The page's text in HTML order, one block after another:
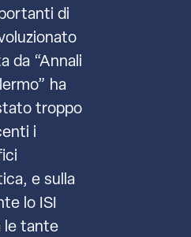
di
da “Annali
ha
troppo
i
e sulla
lo ISI
le tante